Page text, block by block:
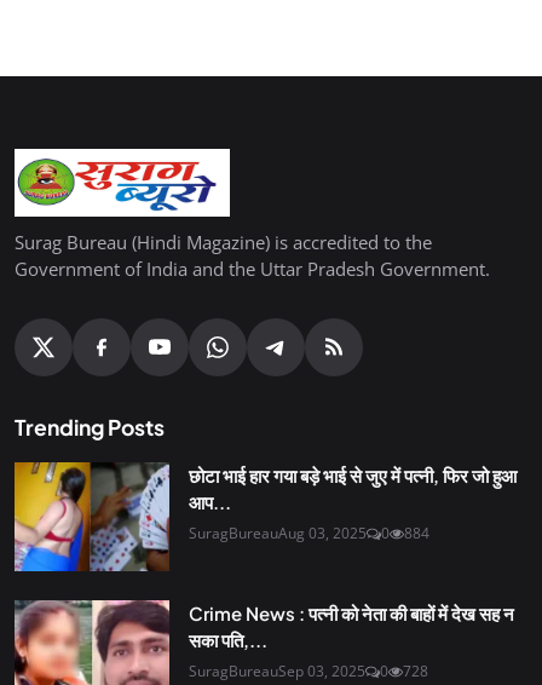
Surag Bureau (Hindi Magazine) is accredited to the
Government of India and the Uttar Pradesh Government.
Trending Posts
छोटा भाई हार गया बड़े भाई से जुए में पत्नी, फिर जो हुआ
आप...
SuragBureauAug 03, 2025 0 884
Crime News : पत्नी को नेता की बाहों में देख सह न
सका पति,...
SuragBureauSep 03, 2025 0 728